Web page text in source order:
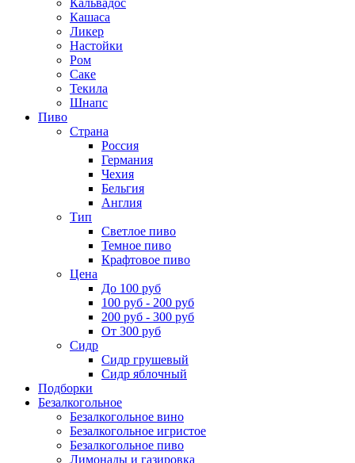
Кашаса
Ликер
Настойки
Ром
Саке
Текила
Шнапс
Пиво
Страна
Россия
Германия
Чехия
Бельгия
Англия
Тип
Светлое пиво
Темное пиво
Крафтовое пиво
Цена
До 100 руб
100 руб - 200 руб
200 руб - 300 руб
От 300 руб
Сидр
Сидр грушевый
Сидр яблочный
Подборки
Безалкогольное
Безалкогольное вино
Безалкогольное игристое
Безалкогольное пиво
Лимонады и газировка